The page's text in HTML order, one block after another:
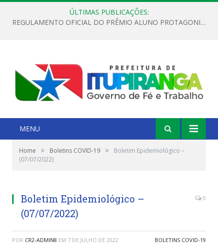
ÚLTIMAS PUBLICAÇÕES:
REGULAMENTO OFICIAL DO PRÊMIO ALUNO PROTAGONISTA – EDIÇÃO 2026
MENU
Home » Boletins COVID-19 »
Boletim Epidemiológico –
(07/07/2022)
Boletim Epidemiológico –
(07/07/2022)
0
POR CR2-ADMIN8 EM 7 DE JULHO DE 2022 BOLETINS COVID-19